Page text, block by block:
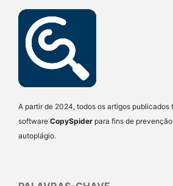
A partir de 2024, todos os artigos publicados
software CopySpider para fins de
autoplágio.